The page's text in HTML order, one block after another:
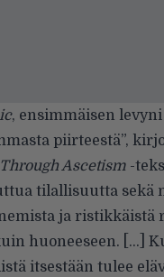
, ensimmäisen
piirteestä”,
Ascetism -
tilallisuutta sekä
ja ristikkäistä
huoneeseen. […]
itsestään tulee